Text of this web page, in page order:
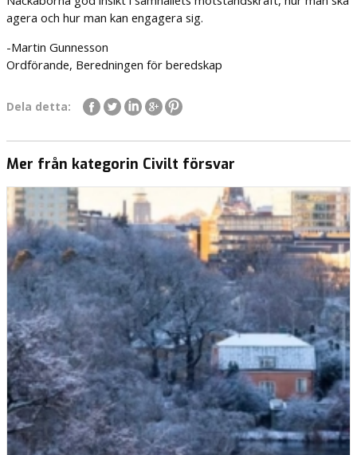
agera och hur man kan engagera sig.
-Martin Gunnesson
Ordförande, Beredningen för beredskap
Dela detta:
Mer från kategorin Civilt försvar